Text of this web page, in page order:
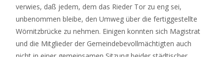
verwies, daß jedem, dem das Rieder Tor zu eng sei,
unbenommen bleibe, den Umweg über die fertiggestellte
Wörnitzbrücke zu nehmen. Einigen konnten sich Magistrat
und die Mitglieder der Gemeindebevollmächtigten auch